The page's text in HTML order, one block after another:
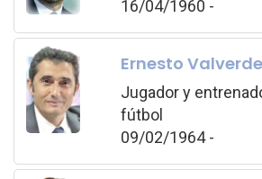
16/04/1960 -
Ernesto Valverde
Jugador y
fútbol
09/02/1964 -